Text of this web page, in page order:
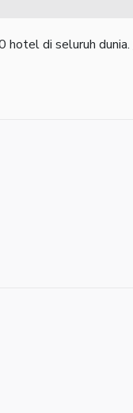
hotel di seluruh dunia.